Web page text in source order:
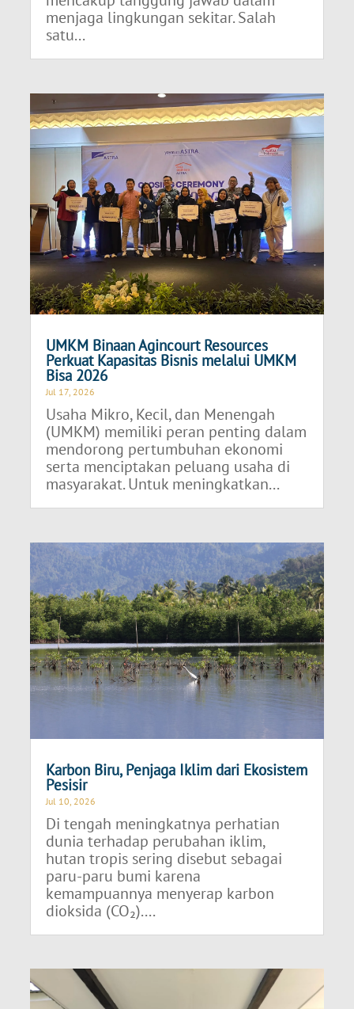
menjaga lingkungan sekitar. Salah
satu...
UMKM Binaan Agincourt Resources
Perkuat Kapasitas Bisnis melalui UMKM
Bisa 2026
Jul 17, 2026
Usaha Mikro, Kecil, dan Menengah
(UMKM) memiliki peran penting dalam
mendorong pertumbuhan ekonomi
serta menciptakan peluang usaha di
masyarakat. Untuk meningkatkan...
Karbon Biru, Penjaga Iklim dari Ekosistem
Pesisir
Jul 10, 2026
Di tengah meningkatnya perhatian
dunia terhadap perubahan iklim,
hutan tropis sering disebut sebagai
paru-paru bumi karena
kemampuannya menyerap karbon
dioksida (CO₂)....